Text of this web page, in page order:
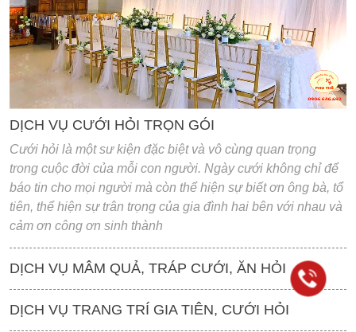
'
DỊCH VỤ CƯỚI HỎI TRỌN GÓI
Cưới hỏi là một sư kiện đặc biệt và vô cùng quan trọng
trong cuộc đời của mỗi con người. Ngày cưới không chỉ để
báo tin cho mọi người mà còn thể hiện sự biết ơn ông bà, tổ
tiên, thể hiện sự trân trọng của gia đình hai bên với nhau và
cảm ơn công ơn sinh thành
DỊCH VỤ MÂM QUẢ, TRÁP CƯỚI, ĂN HỎI
DỊCH VỤ TRANG TRÍ GIA TIÊN, CƯỚI HỎI